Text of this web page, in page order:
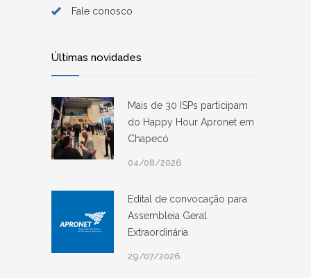
Fale conosco
Últimas novidades
Mais de 30 ISPs participam
do Happy Hour Apronet em
Chapecó
04/08/2026
Edital de convocação para
Assembleia Geral
Extraordinária
29/07/2026